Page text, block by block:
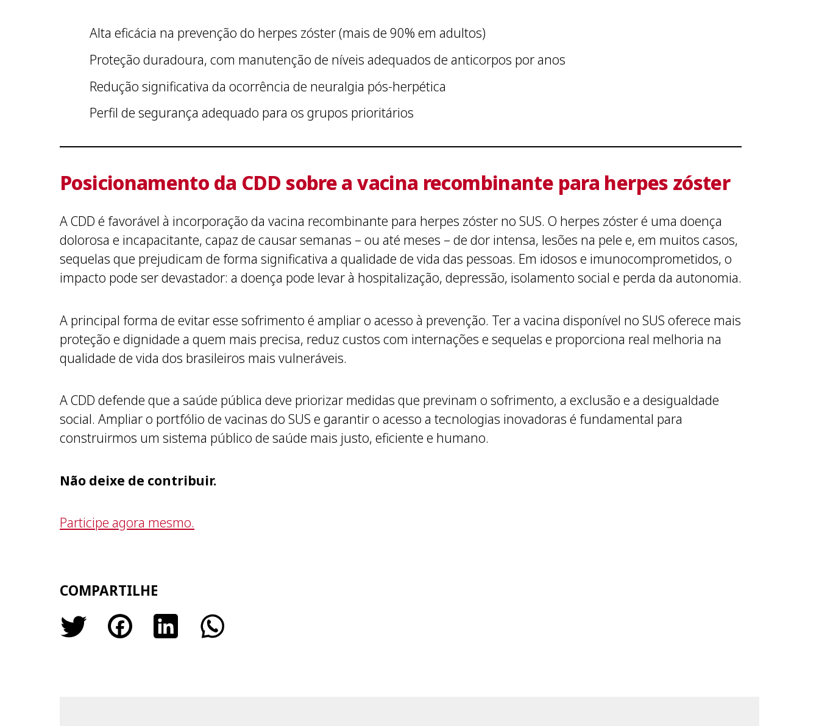
Alta eficácia na prevenção do herpes zóster (mais de 90% em adultos)
Proteção duradoura, com manutenção de níveis adequados de anticorpos por anos
Redução significativa da ocorrência de neuralgia pós-herpética
Perfil de segurança adequado para os grupos prioritários
Posicionamento da CDD sobre a vacina recombinante para herpes zóster
A CDD é favorável à incorporação da vacina recombinante para herpes zóster no SUS. O herpes zóster é uma doença
dolorosa e incapacitante, capaz de causar semanas – ou até meses – de dor intensa, lesões na pele e, em muitos casos,
sequelas que prejudicam de forma significativa a qualidade de vida das pessoas. Em idosos e imunocomprometidos, o
impacto pode ser devastador: a doença pode levar à hospitalização, depressão, isolamento social e perda da autonomia.
A principal forma de evitar esse sofrimento é ampliar o acesso à prevenção. Ter a vacina disponível no SUS oferece mais
proteção e dignidade a quem mais precisa, reduz custos com internações e sequelas e proporciona real melhoria na
qualidade de vida dos brasileiros mais vulneráveis.
A CDD defende que a saúde pública deve priorizar medidas que previnam o sofrimento, a exclusão e a desigualdade
social. Ampliar o portfólio de vacinas do SUS e garantir o acesso a tecnologias inovadoras é fundamental para
construirmos um sistema público de saúde mais justo, eficiente e humano.
Não deixe de contribuir.
Participe agora mesmo.
COMPARTILHE